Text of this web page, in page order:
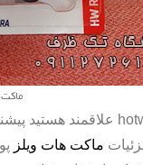
ماکت
علاقمند هستید
ماکت هات ویلز